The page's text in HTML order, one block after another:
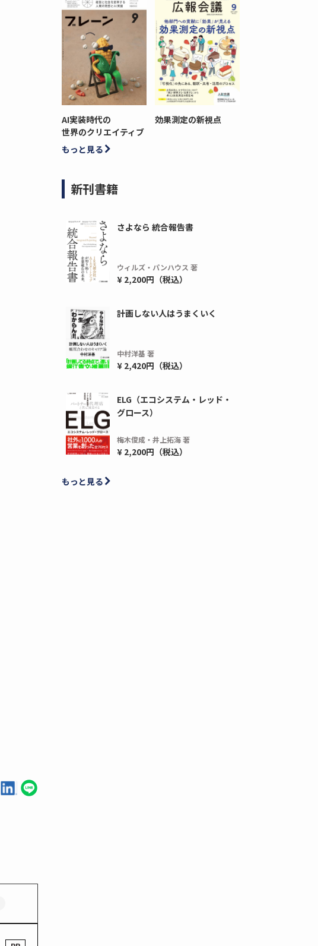
AI実装時代の
世界のクリエイティブ
効果測定の新視点
もっと見る
新刊書籍
さよなら 統合報告書
ウィルズ・パンハウス 著
¥ 2,200円（税込）
計画しない人はうまくいく
中村洋基 著
¥ 2,420円（税込）
ELG（エコシステム・レッド・
グロース）
梅木俊成・井上拓海 著
¥ 2,200円（税込）
もっと見る